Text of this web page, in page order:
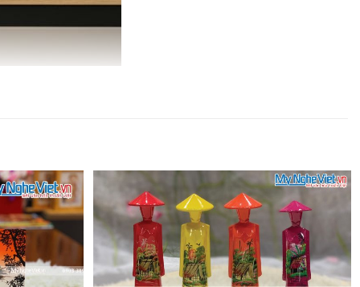
may mắn. Sự tinh tế thể hiện trong từng nét vẽ, từng
hàng, khách sạn.